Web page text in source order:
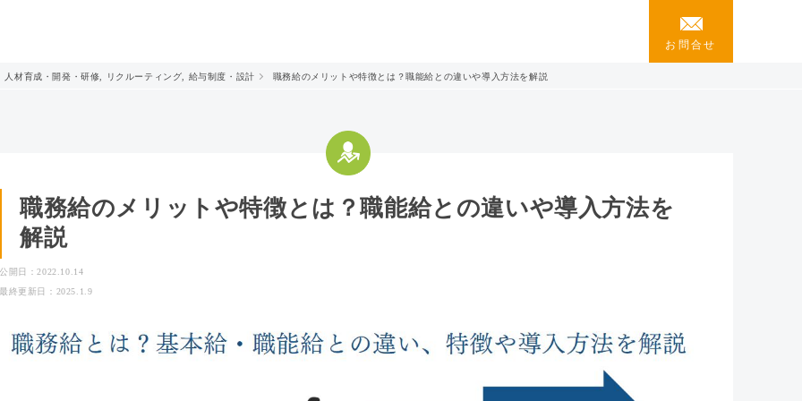
お問合せ
人材育成・開発・研修 リクルーティング 給与制度・設計 職務給のメリットや特徴とは？職能給との違いや導入方法を解説
職務給のメリットや特徴とは？職能給との違いや導入方法を
解説
公開日：2022.10.14
最終更新日：2025.1.9